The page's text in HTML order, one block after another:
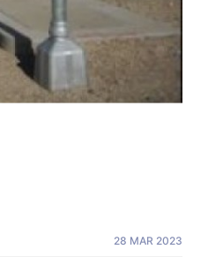
28 MAR 2023